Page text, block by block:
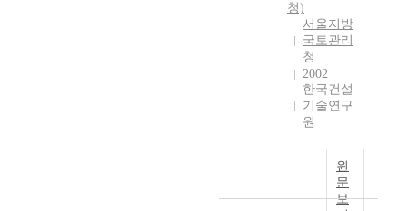
청)
서울지방
국토관리
청
2002
한국건설
기술연구
원
원
문
보